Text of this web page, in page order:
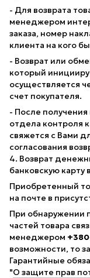
- Для возврата
менеджером
заказа, номер
клиента на кого
- Возврат или
который
осуществляется
счет покупателя.
- После
отдела контроля
свяжется с Вами
согласования
4. Возврат
банковскую карту
Приобретенный
на почте в
При обнаружении
частей товара
менеджером
возможности, то
Гарантийные
"О защите прав